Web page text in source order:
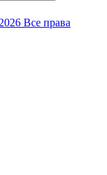
Все права